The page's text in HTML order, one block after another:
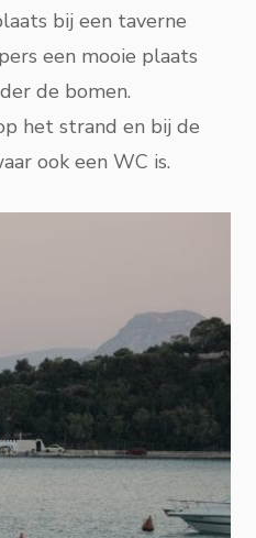
bij een taverne
een mooie plaats
de bomen.
het strand en bij de
ook een WC is.